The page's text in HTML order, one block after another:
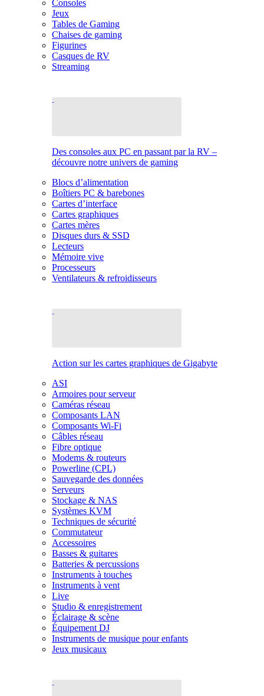
Consoles
Jeux
Tables de Gaming
Chaises de gaming
Figurines
Casques de RV
Streaming
Des consoles aux PC en passant par la RV –
découvre notre univers de gaming
Blocs d’alimentation
Boîtiers PC & barebones
Cartes d’interface
Cartes graphiques
Cartes mères
Disques durs & SSD
Lecteurs
Mémoire vive
Processeurs
Ventilateurs & refroidisseurs
Action sur les cartes graphiques de Gigabyte
ASI
Armoires pour serveur
Caméras réseau
Composants LAN
Composants Wi-Fi
Câbles réseau
Fibre optique
Modems & routeurs
Powerline (CPL)
Sauvegarde des données
Serveurs
Stockage & NAS
Systèmes KVM
Techniques de sécurité
Commutateur
Accessoires
Basses & guitares
Batteries & percussions
Instruments à touches
Instruments à vent
Live
Studio & enregistrement
Éclairage & scène
Équipement DJ
Instruments de musique pour enfants
Jeux musicaux